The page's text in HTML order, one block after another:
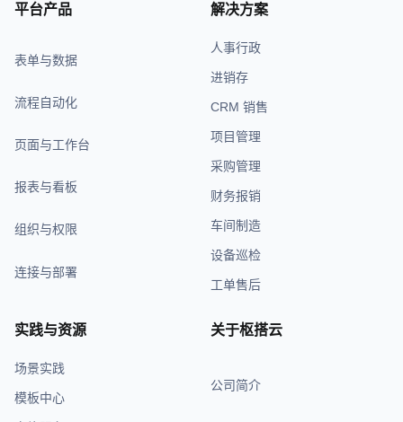
平台产品
表单与数据
流程自动化
页面与工作台
报表与看板
组织与权限
连接与部署
解决方案
人事行政
进销存
CRM 销售
项目管理
采购管理
财务报销
车间制造
设备巡检
工单售后
实践与资源
场景实践
模板中心
关于枢搭云
公司简介